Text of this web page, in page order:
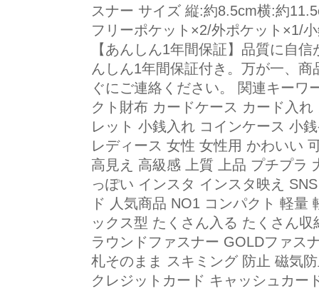
スナー サイズ 縦:約8.5cm横:約
フリーポケット×2/外ポケット×1/
【あんしん1年間保証】品質に自
んしん1年間保証付き。万が一、
ぐにご連絡ください。 関連キーワ
クト財布 カードケース カード入
レット 小銭入れ コインケース 小
レディース 女性 女性用 かわいい
高見え 高級感 上質 上品 プチプラ
っぽい インスタ インスタ映え
ド 人気商品 NO1 コンパクト 軽量
ックス型 たくさん入る たくさん
ラウンドファスナー GOLDファス
札そのまま スキミング 防止 磁気
クレジットカード キャッシュカー